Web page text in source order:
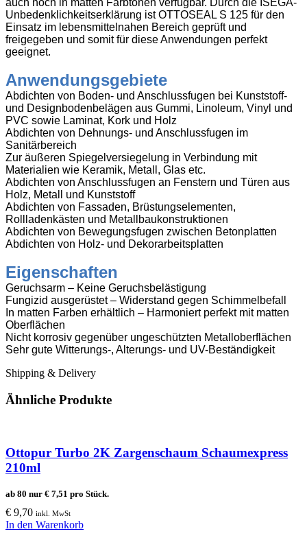
Unbedenklichkeitserklärung ist OTTOSEAL S 125 für den
Einsatz im lebensmittelnahen Bereich geprüft und
freigegeben und somit für diese Anwendungen perfekt
geeignet.
Anwendungsgebiete
Abdichten von Boden- und Anschlussfugen bei Kunststoff-
und Designbodenbelägen aus Gummi, Linoleum, Vinyl und
PVC sowie Laminat, Kork und Holz
Abdichten von Dehnungs- und Anschlussfugen im
Sanitärbereich
Zur äußeren Spiegelversiegelung in Verbindung mit
Materialien wie Keramik, Metall, Glas etc.
Abdichten von Anschlussfugen an Fenstern und Türen aus
Holz, Metall und Kunststoff
Abdichten von Fassaden, Brüstungselementen,
Rollladenkästen und Metallbaukonstruktionen
Abdichten von Bewegungsfugen zwischen Betonplatten
Abdichten von Holz- und Dekorarbeitsplatten
Eigenschaften
Geruchsarm – Keine Geruchsbelästigung
Fungizid ausgerüstet – Widerstand gegen Schimmelbefall
In matten Farben erhältlich – Harmoniert perfekt mit matten
Oberflächen
Nicht korrosiv gegenüber ungeschützten Metalloberflächen
Sehr gute Witterungs-, Alterungs- und UV-Beständigkeit
Shipping & Delivery
Ähnliche Produkte
Ottopur Turbo 2K Zargenschaum Schaumexpress
210ml
ab 80 nur € 7,51 pro Stück.
€ 9,70 inkl. MwSt
In den Warenkorb